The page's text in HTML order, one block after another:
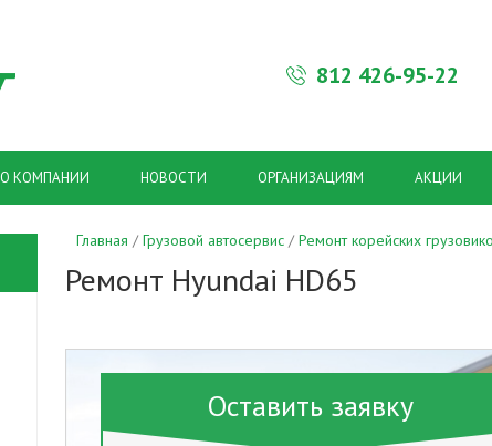
812 426-95-22
О КОМПАНИИ НОВОСТИ ОРГАНИЗАЦИЯМ АКЦИИ
Главная Грузовой автосервис Ремонт корейских
Ремонт Hyundai HD65
Оставить заявку